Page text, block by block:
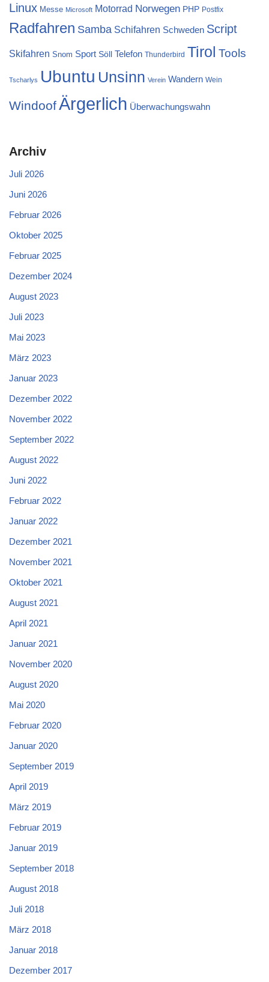
Linux Messe Microsoft Motorrad Norwegen PHP Postfix
Radfahren Samba Schifahren Schweden Script
Skifahren Snom Sport Söll Telefon Thunderbird Tirol Tools
Tscharlys Ubuntu Unsinn Verein Wandern Wein
WindoofÄrgerlich Überwachungswahn
Archiv
Juli 2026
Juni 2026
Februar 2026
Oktober 2025
Februar 2025
Dezember 2024
August 2023
Juli 2023
Mai 2023
März 2023
Januar 2023
Dezember 2022
November 2022
September 2022
August 2022
Juni 2022
Februar 2022
Januar 2022
Dezember 2021
November 2021
Oktober 2021
August 2021
April 2021
Januar 2021
November 2020
August 2020
Mai 2020
Februar 2020
Januar 2020
September 2019
April 2019
März 2019
Februar 2019
Januar 2019
September 2018
August 2018
Juli 2018
März 2018
Januar 2018
Dezember 2017